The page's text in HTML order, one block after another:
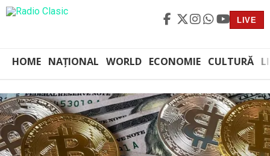
LIVE
HOME NAȚIONAL WORLD ECONOMIE CULTURĂ